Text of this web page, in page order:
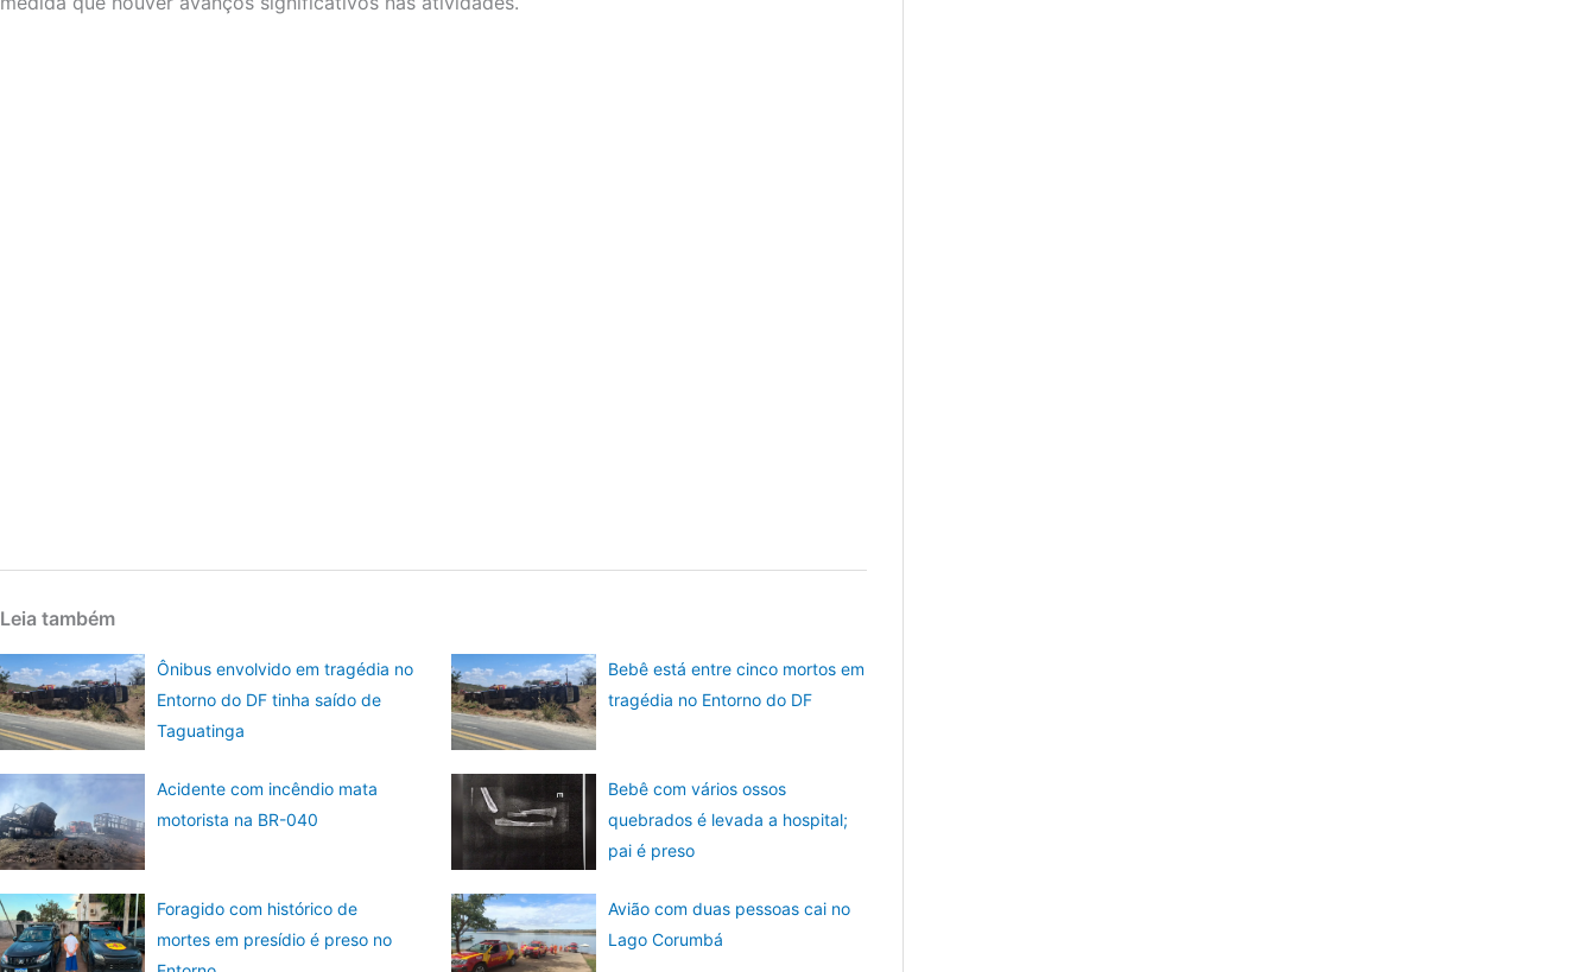
Leia também
Ônibus envolvido em tragédia no
Entorno do DF tinha saído de
Taguatinga
Bebê está entre cinco mortos em
tragédia no Entorno do DF
Acidente com incêndio mata
motorista na BR-040
Bebê com vários ossos
quebrados é levada a hospital;
pai é preso
Foragido com histórico de
mortes em presídio é preso no
Avião com duas pessoas cai no
Lago Corumbá